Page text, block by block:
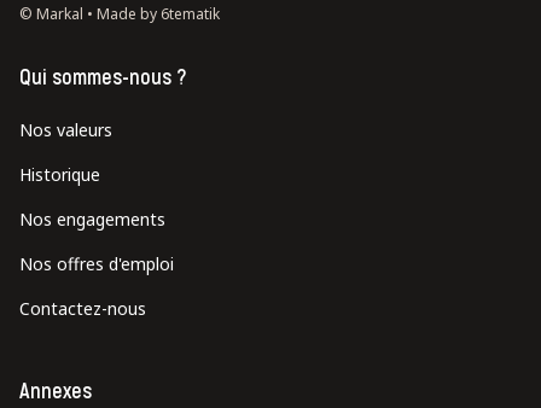
© Markal • Made by 6tematik
Qui sommes-nous ?
Nos valeurs
Historique
Nos engagements
Nos offres d'emploi
Contactez-nous
Annexes